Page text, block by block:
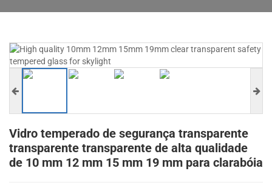
Vidro temperado de segurança transparente
transparente transparente de alta qualidade
de 10 mm 12 mm 15 mm 19 mm para clarabóia